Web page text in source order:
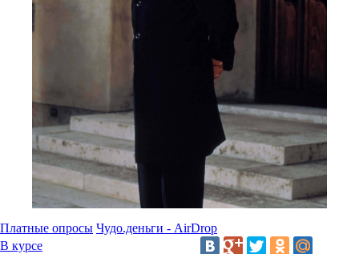
Платные опросы Чудо.деньги - AirDrop
В курсе